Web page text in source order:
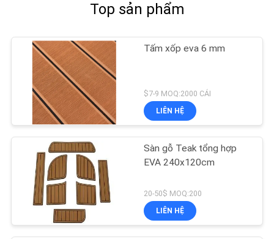
Top sản phẩm
Tấm xốp eva 6 mm
$7-9 MOQ:2000 CÁI
LIÊN HỆ
Sàn gỗ Teak tổng hợp
EVA 240x120cm
20-50$ MOQ:200
LIÊN HỆ